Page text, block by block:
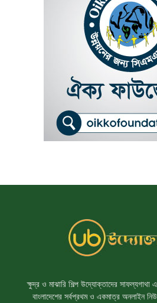
ক্ষুদ্র ও মাঝারি শিল্প উদ্যোক্তাদের সাফল্যগাথা
বাংলাদেশের সর্বপ্রথম ও একমাত্র অনলাইন